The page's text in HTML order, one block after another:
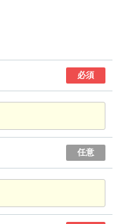
必須
任意